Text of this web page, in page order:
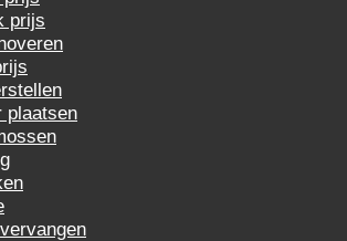
prijs
plaatsen